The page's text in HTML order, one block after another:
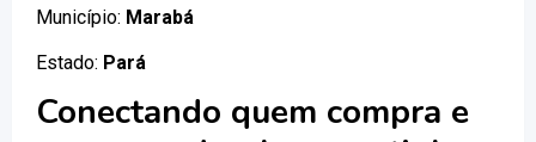
Município: Marabá
Estado: Pará
Conectando quem compra e